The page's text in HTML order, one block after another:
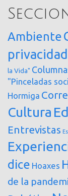
Ambiente
la Vida"
"Pinceladas
Hormiga
Cultura
Entrevistas
dice Hoaxes
de la